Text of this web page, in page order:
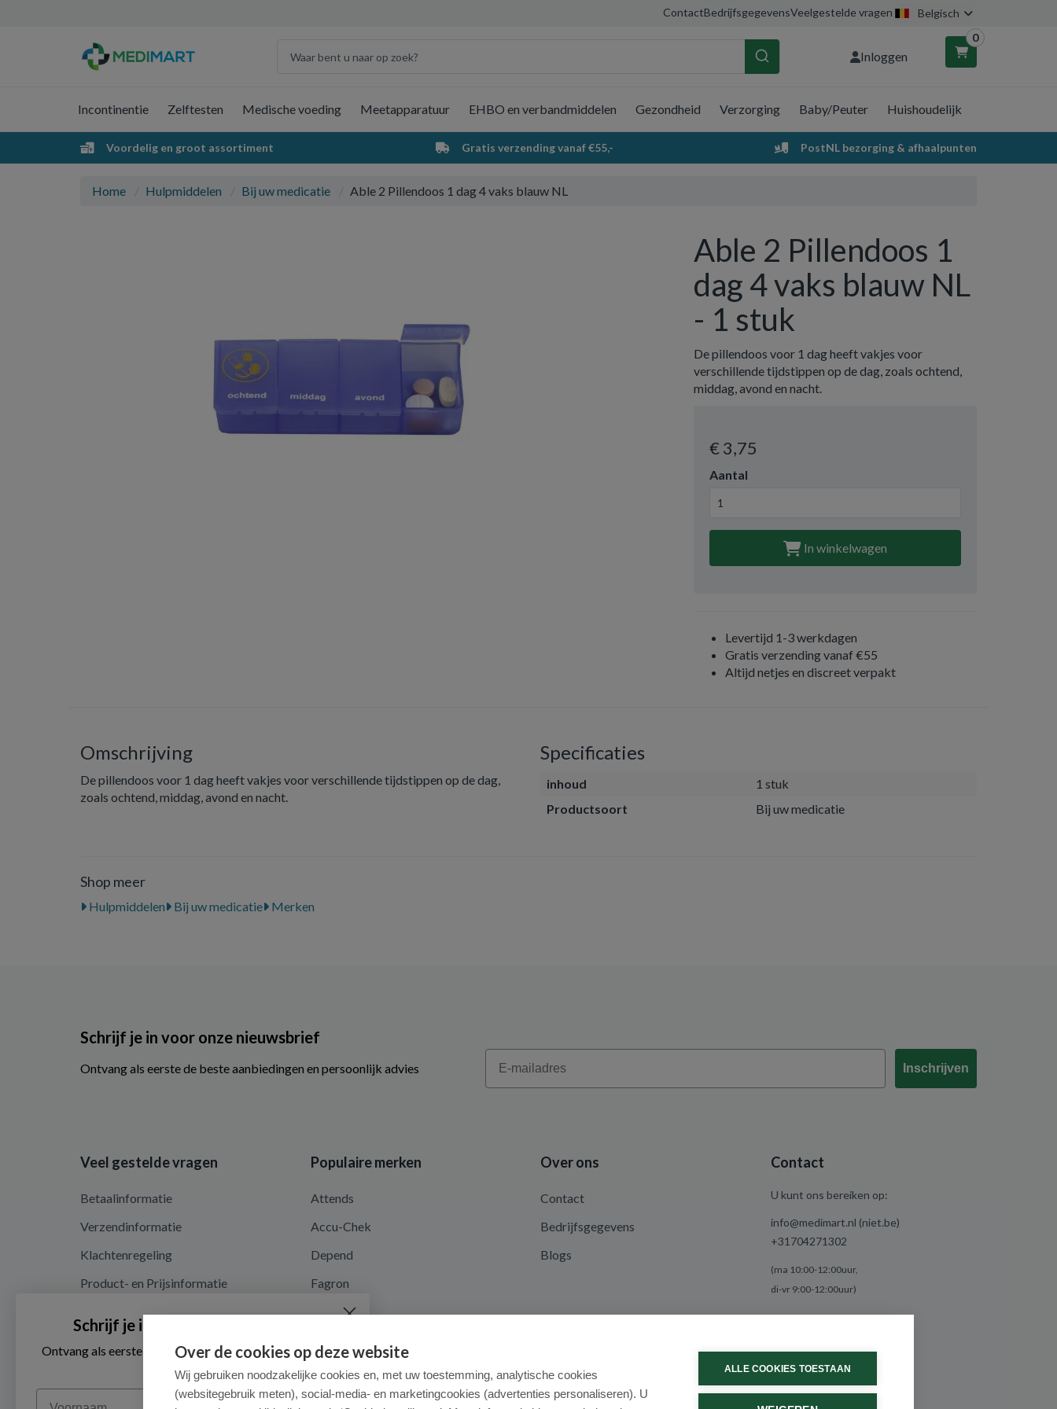
ContactBedrijfsgegevensVeelgestelde vragen Belgisch
Inloggen
0
Winkelwagen
Incontinentie Zelftesten Medische voeding Meetapparatuur EHBO en verbandmiddelen Gezondheid Verzorging Baby/Peuter Huishoudelijk
Voordelig en groot assortiment Gratis verzending vanaf €55,- PostNL bezorging & afhaalpunten
Home Hulpmiddelen Bij uw medicatie Able 2 Pillendoos 1 dag 4 vaks blauw NL
Able 2 Pillendoos 1
dag 4 vaks blauw NL
- 1 stuk
De pillendoos voor 1 dag heeft vakjes voor
verschillende tijdstippen op de dag, zoals ochtend,
middag, avond en nacht.
€ 3,75
Aantal
In winkelwagen
Levertijd 1-3 werkdagen
Gratis verzending vanaf €55
Altijd netjes en discreet verpakt
Omschrijving
De pillendoos voor 1 dag heeft vakjes voor verschillende tijdstippen op de dag,
zoals ochtend, middag, avond en nacht.
Specificaties
inhoud
1 stuk
Productsoort
Bij uw medicatie
Shop meer
Hulpmiddelen Bij uw medicatie Merken
Schrijf je in voor onze nieuwsbrief
Ontvang als eerste de beste aanbiedingen en persoonlijk advies
Email
Inschrijven
Veel gestelde vragen
Betaalinformatie
Verzendinformatie
Klachtenregeling
Product- en Prijsinformatie
Recalls en terugroepacties
Algemene voorwaarden
Privacy en cookieverklaring
Populaire merken
Attends
Accu-Chek
Depend
Fagron
Nutricia
Over ons
Contact
Bedrijfsgegevens
Blogs
Contact
U kunt ons bereiken op:
info@medimart.nl (niet.be)
+31704271302
(ma 10:00-12:00uur,
di-vr 9:00-12:00uur)
Over de cookies op deze website
Wij gebruiken noodzakelijke cookies en, met uw toestemming, analytische cookies
(websitegebruik meten), social-media- en marketingcookies (advertenties personaliseren). U
ALLE COOKIES TOESTAAN
Schrijf je in voor onze nieuwsbrief
Ontvang als eerste de beste aanbiedingen en persoonlijk
Voornaam